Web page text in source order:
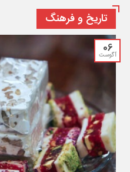
تاریخ و فرهنگ
06
آگوست